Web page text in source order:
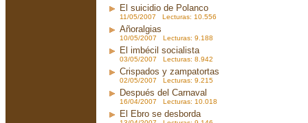
El suicidio de Polanco
11/05/2007 Lecturas: 10.556
Añoralgias
10/05/2007 Lecturas: 9.188
El imbécil socialista
03/05/2007 Lecturas: 8.942
Crispados y zampatortas
02/05/2007 Lecturas: 9.215
Después del Carnaval
16/04/2007 Lecturas: 10.018
El Ebro se desborda